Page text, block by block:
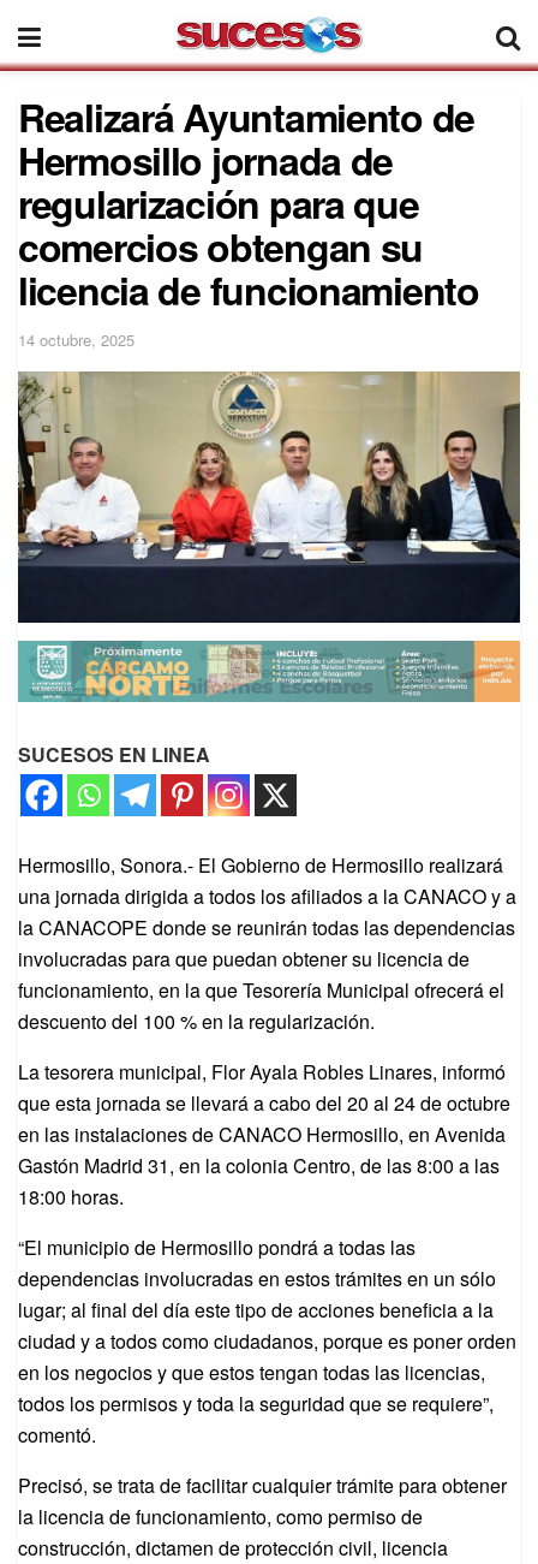
Realizará Ayuntamiento de
Hermosillo jornada de
regularización para que
comercios obtengan su
licencia de funcionamiento
14 octubre, 2025
SUCESOS EN LINEA
Hermosillo, Sonora.- El Gobierno de Hermosillo realizará
una jornada dirigida a todos los afiliados a la CANACO y a
la CANACOPE donde se reunirán todas las dependencias
involucradas para que puedan obtener su licencia de
funcionamiento, en la que Tesorería Municipal ofrecerá el
descuento del 100 % en la regularización.
La tesorera municipal, Flor Ayala Robles Linares, informó
que esta jornada se llevará a cabo del 20 al 24 de octubre
en las instalaciones de CANACO Hermosillo, en Avenida
Gastón Madrid 31, en la colonia Centro, de las 8:00 a las
18:00 horas.
“El municipio de Hermosillo pondrá a todas las
dependencias involucradas en estos trámites en un sólo
lugar; al final del día este tipo de acciones beneficia a la
ciudad y a todos como ciudadanos, porque es poner orden
en los negocios y que estos tengan todas las licencias,
todos los permisos y toda la seguridad que se requiere”,
comentó.
Precisó, se trata de facilitar cualquier trámite para obtener
la licencia de funcionamiento, como permiso de
construcción, dictamen de protección civil, licencia